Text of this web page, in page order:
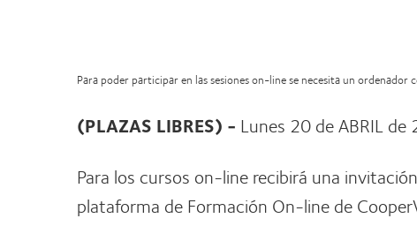
Para poder participar en las sesiones on-line se necesita un
(PLAZAS LIBRES) - Lunes 20 de ABRIL
Para los cursos on-line recibirá una
plataforma de Formación On-line de